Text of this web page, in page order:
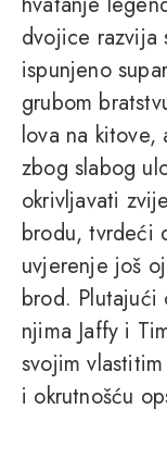
dvojice razvija
ispunjeno
grubom
lova na
zbog slabog
okrivljavati
brodu, tvrdeći
uvjerenje još
brod. Plutajući
njima Jaffy i
svojim
i okrutnošću